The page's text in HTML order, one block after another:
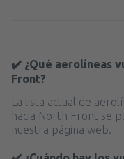
✔️ ¿Qué aerolíneas
Front?
La lista actual de
hacia North Front se
nuestra página web.